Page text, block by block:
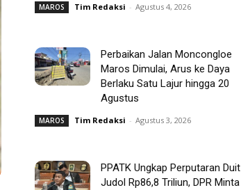
MAROS Tim Redaksi - Agustus 4, 2026
Perbaikan Jalan Moncongloe
Maros Dimulai, Arus ke Daya
Berlaku Satu Lajur hingga 20
Agustus
MAROS Tim Redaksi - Agustus 3, 2026
PPATK Ungkap Perputaran Duit
Judol Rp86,8 Triliun, DPR Minta